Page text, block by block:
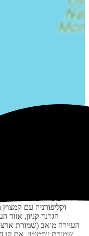
הפופלריים ביותר
וקליפורניה עם
הגרנד קניון, אזור
העיירה מואב (שמורת